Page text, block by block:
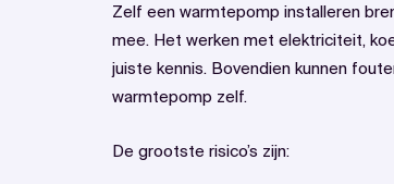
Zelf een warmtepomp installeren
mee. Het werken met elektriciteit,
juiste kennis. Bovendien kunnen
warmtepomp zelf.
De grootste risico’s zijn: